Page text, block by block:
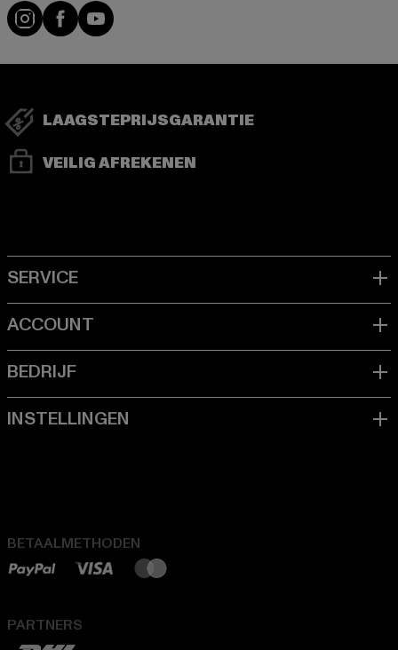
Visit our Instagram page:
Visit our Facebook page:
Visit our YouTube channel:
LAAGSTEPRIJSGARANTIE
VEILIG AFREKENEN
BETAALMETHODEN
PARTNERS